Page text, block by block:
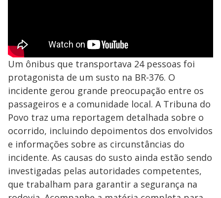
Um ônibus que transportava 24 pessoas foi
protagonista de um susto na BR-376. O
incidente gerou grande preocupação entre os
passageiros e a comunidade local. A Tribuna do
Povo traz uma reportagem detalhada sobre o
ocorrido, incluindo depoimentos dos envolvidos
e informações sobre as circunstâncias do
incidente. As causas do susto ainda estão sendo
investigadas pelas autoridades competentes,
que trabalham para garantir a segurança na